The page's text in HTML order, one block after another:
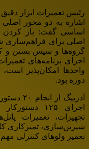
رئیس تعمیرات ابزار
اشاره به دو محور اصلی
اساسی گفت: باز کردن
اصلی برای فراهم‌سازی
گروه‌ها و سپس بستن و
واحدها امکان‌پذیر
دوره بود.
آذربیگ
اجرای ۱۲۵
تجهیزات، تعمیرات
تعمیر ولوهای کنترلی